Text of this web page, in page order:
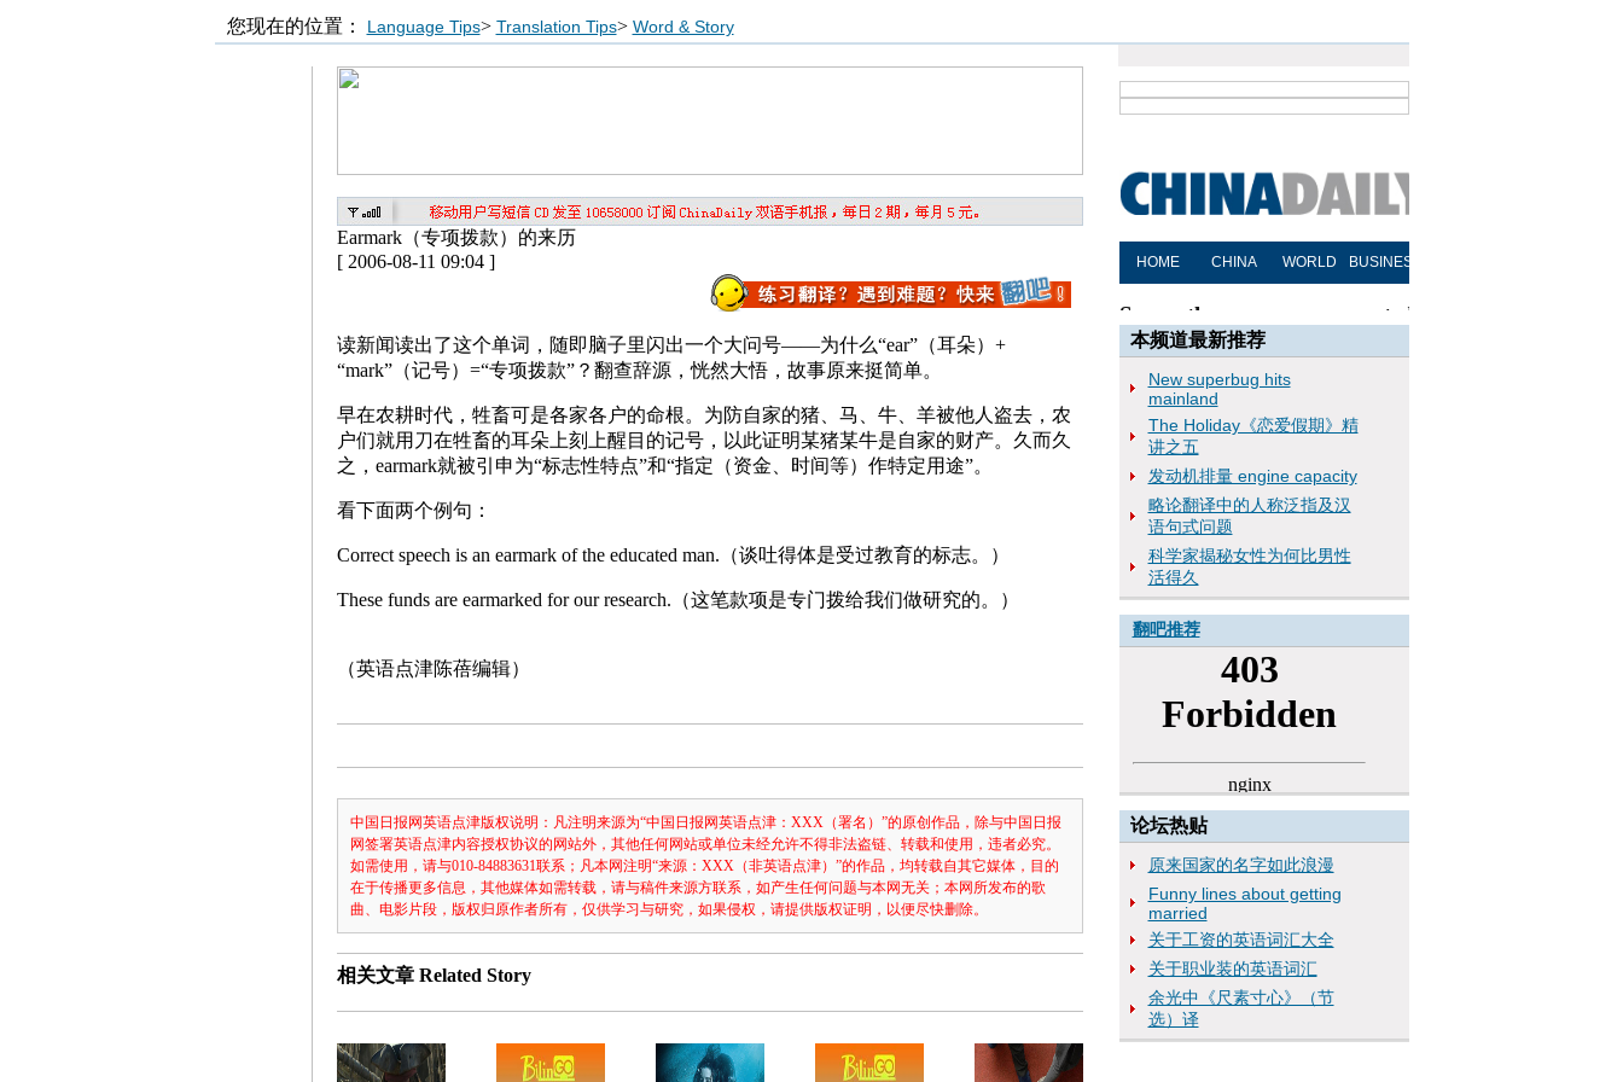
您现在的位置： Language Tips> Translation Tips> Word & Story
Earmark（专项拨款）的来历
[ 2006-08-11 09:04 ]
读新闻读出了这个单词，随即脑子里闪出一个大问号——为什么“ear”（耳朵）+
“mark”（记号）=“专项拨款”？翻查辞源，恍然大悟，故事原来挺简单。
早在农耕时代，牲畜可是各家各户的命根。为防自家的猪、马、牛、羊被他人盗去，农
户们就用刀在牲畜的耳朵上刻上醒目的记号，以此证明某猪某牛是自家的财产。久而久
之，earmark就被引申为“标志性特点”和“指定（资金、时间等）作特定用途”。
看下面两个例句：
Correct speech is an earmark of the educated man.（谈吐得体是受过教育的标志。）
These funds are earmarked for our research.（这笔款项是专门拨给我们做研究的。）
（英语点津陈蓓编辑）
中国日报网英语点津版权说明：凡注明来源为“中国日报网英语点津：XXX（署名）”的原创作品，除与中国日报
网签署英语点津内容授权协议的网站外，其他任何网站或单位未经允许不得非法盗链、转载和使用，违者必究。
如需使用，请与010-84883631联系；凡本网注明“来源：XXX（非英语点津）”的作品，均转载自其它媒体，目的
在于传播更多信息，其他媒体如需转载，请与稿件来源方联系，如产生任何问题与本网无关；本网所发布的歌
曲、电影片段，版权归原作者所有，仅供学习与研究，如果侵权，请提供版权证明，以便尽快删除。
相关文章 Related Story
本频道最新推荐
New superbug hits
mainland
The Holiday《恋爱假期》精
讲之五
发动机排量 engine capacity
略论翻译中的人称泛指及汉
语句式问题
科学家揭秘女性为何比男性
活得久
翻吧推荐
论坛热贴
原来国家的名字如此浪漫
Funny lines about getting
married
关于工资的英语词汇大全
关于职业装的英语词汇
余光中《尺素寸心》（节
选）译